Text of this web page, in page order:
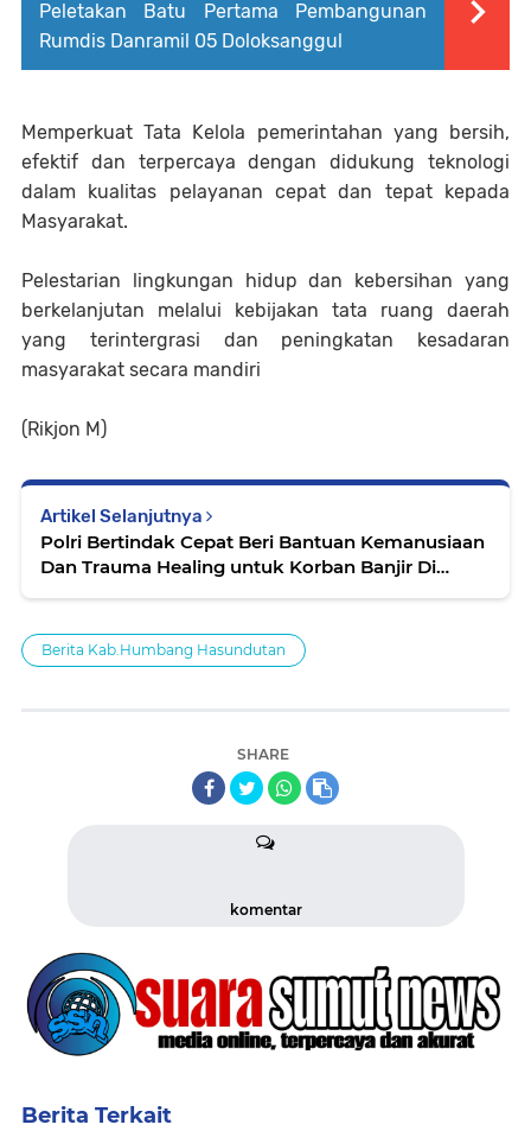
Peletakan Batu Pertama Pembangunan
Rumdis Danramil 05 Doloksanggul
Memperkuat Tata Kelola pemerintahan yang bersih,
efektif dan terpercaya dengan didukung teknologi
dalam kualitas pelayanan cepat dan tepat kepada
Masyarakat.
Pelestarian lingkungan hidup dan kebersihan yang
berkelanjutan melalui kebijakan tata ruang daerah
yang terintergrasi dan peningkatan kesadaran
masyarakat secara mandiri
(Rikjon M)
Artikel Selanjutnya
Polri Bertindak Cepat Beri Bantuan Kemanusiaan
Dan Trauma Healing untuk Korban Banjir Di
Berita Kab.Humbang Hasundutan
SHARE
komentar
Berita Terkait